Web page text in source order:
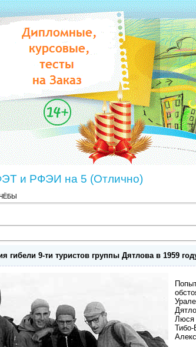
и РФЭИ на 5 (Отлично)
гибели 9-ти туристов группы Дятлова в 1959
Люся